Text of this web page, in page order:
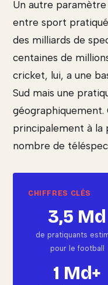
Un autre
entre sport
des milliards de
centaines de
cricket, lui, a une
Sud mais une
géographiquement.
principalement à la
nombre de
3,5 Md
de pratiquants
pour le football
1 Md+